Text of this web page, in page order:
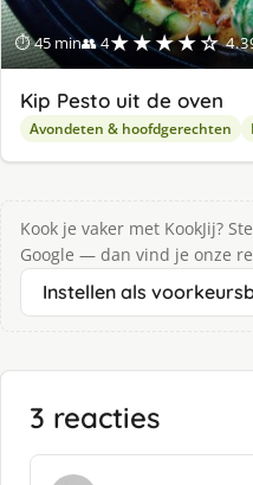
⏱ 45 min👥 4★★★★☆
Kip Pesto uit de oven
Avondeten & hoofdgerechten
Kook je vaker met KookJij?
Google — dan vind je onze
Instellen als
3 reacties